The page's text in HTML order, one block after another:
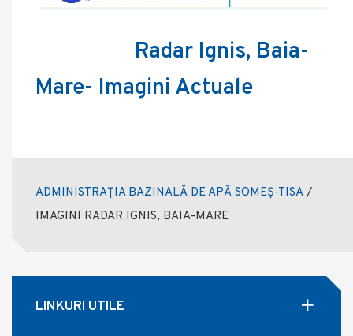
Radar Ignis, Baia-
Mare- Imagini Actuale
ADMINISTRAȚIA BAZINALĂ DE APĂ SOMEȘ-TISA /
IMAGINI RADAR IGNIS, BAIA-MARE
LINKURI UTILE